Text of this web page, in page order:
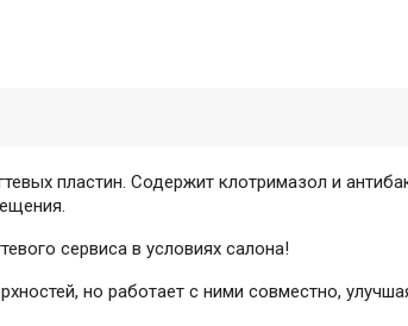
пластин. Содержит клотримазол и
сервиса в условиях салона!
но работает с ними совместно,